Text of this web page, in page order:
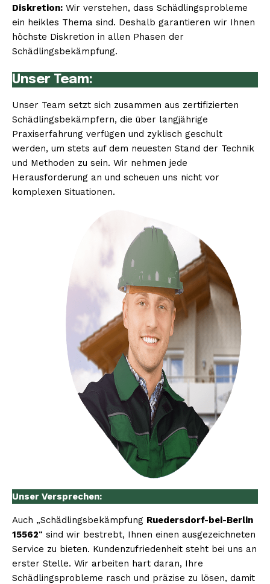
Diskretion: Wir verstehen, dass Schädlingsprobleme
ein heikles Thema sind. Deshalb garantieren wir Ihnen
höchste Diskretion in allen Phasen der
Schädlingsbekämpfung.
Unser Team:
Unser Team setzt sich zusammen aus zertifizierten
Schädlingsbekämpfern, die über langjährige
Praxiserfahrung verfügen und zyklisch geschult
werden, um stets auf dem neuesten Stand der Technik
und Methoden zu sein. Wir nehmen jede
Herausforderung an und scheuen uns nicht vor
komplexen Situationen.
Unser Versprechen:
Auch „Schädlingsbekämpfung Ruedersdorf-bei-Berlin
15562“ sind wir bestrebt, Ihnen einen ausgezeichneten
Service zu bieten. Kundenzufriedenheit steht bei uns an
erster Stelle. Wir arbeiten hart daran, Ihre
Schädlingsprobleme rasch und präzise zu lösen, damit